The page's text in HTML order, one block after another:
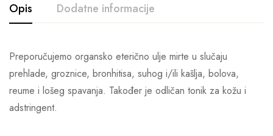
Opis Dodatne informacije
Preporučujemo organsko eterično ulje mirte u slučaju
prehlade, groznice, bronhitisa, suhog i/ili kašlja, bolova,
reume i lošeg spavanja. Također je odličan tonik za kožu i
adstringent.